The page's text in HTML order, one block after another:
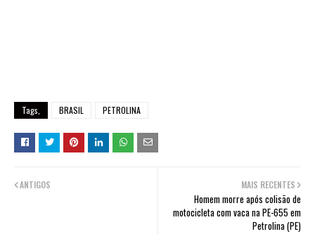
Tags, BRASIL PETROLINA
MAIS RECENTES
Homem morre após colisão de
motocicleta com vaca na PE-655 em
Petrolina (PE)
ANTIGOS